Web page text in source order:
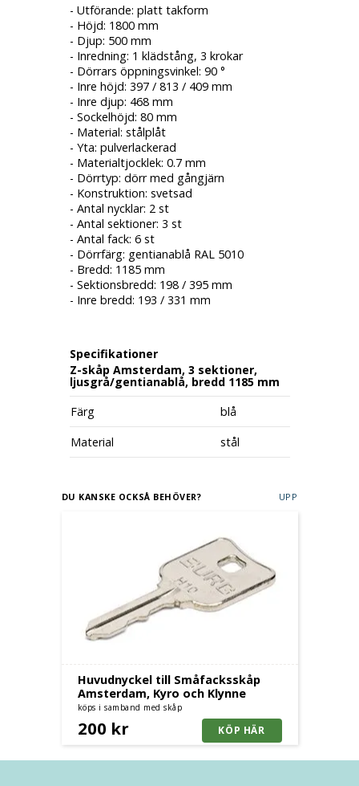
- Utförande: platt takform
- Höjd: 1800 mm
- Djup: 500 mm
- Inredning: 1 klädstång, 3 krokar
- Dörrars öppningsvinkel: 90 °
- Inre höjd: 397 / 813 / 409 mm
- Inre djup: 468 mm
- Sockelhöjd: 80 mm
- Material: stålplåt
- Yta: pulverlackerad
- Materialtjocklek: 0.7 mm
- Dörrtyp: dörr med gångjärn
- Konstruktion: svetsad
- Antal nycklar: 2 st
- Antal sektioner: 3 st
- Antal fack: 6 st
- Dörrfärg: gentianablå RAL 5010
- Bredd: 1185 mm
- Sektionsbredd: 198 / 395 mm
- Inre bredd: 193 / 331 mm
Specifikationer
Z-skåp Amsterdam, 3 sektioner,
ljusgrå/gentianablå, bredd 1185 mm
Färg
blå
Material
stål
DU KANSKE OCKSÅ BEHÖVER? UPP
Huvudnyckel till Småfacksskåp
Amsterdam, Kyro och Klynne
köps i samband med skåp
200 kr